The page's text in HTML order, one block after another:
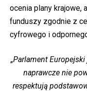
ocenia plany krajowe,
funduszy zgodnie z
cyfrowego i
„Parlament
naprawcze nie
respektują